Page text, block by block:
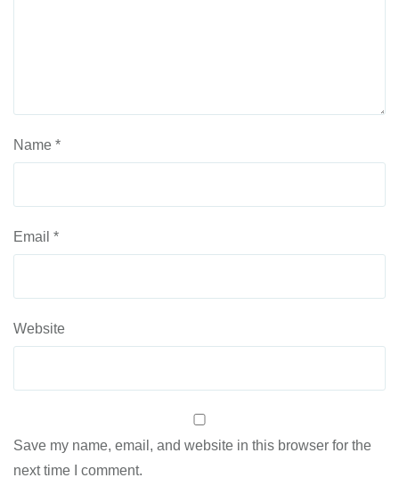
Name *
Email *
Website
Save my name, email, and website in this browser for the
next time I comment.